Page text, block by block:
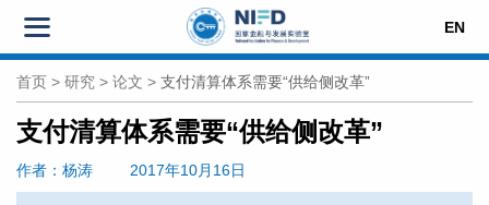
EN
首页 > 研究 > 论文 > 支付清算体系需要“供给侧改革”
支付清算体系需要“供给侧改革”
作者 ：杨涛 2017年10月16日